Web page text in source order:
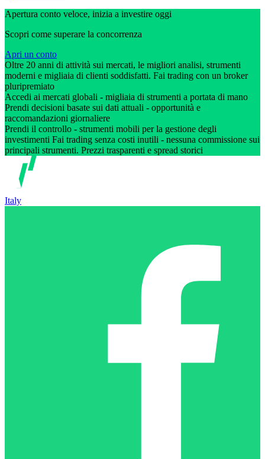
Apertura conto veloce, inizia a investire oggi
Scopri come superare la concorrenza
Apri un conto
Oltre 20 anni di attività sui mercati, le migliori analisi, strumenti
moderni e migliaia di clienti soddisfatti. Fai trading con un broker
pluripremiato
Accedi ai mercati globali - migliaia di strumenti a portata di mano
Prendi decisioni basate sui dati attuali - opportunità e
raccomandazioni giornaliere
Prendi il controllo - strumenti mobili per la gestione degli
investimenti Fai trading senza costi inutili - nessuna commissione sui
principali strumenti. Prezzi trasparenti e spread storici
Italy